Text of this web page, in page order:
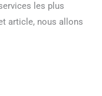
les plus
article, nous allons